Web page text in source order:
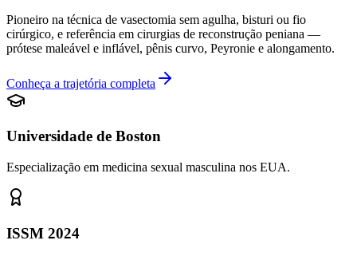
Pioneiro na técnica de vasectomia sem agulha, bisturi ou fio
cirúrgico, e referência em cirurgias de reconstrução peniana —
prótese maleável e inflável, pênis curvo, Peyronie e alongamento.
Conheça a trajetória completa
Universidade de Boston
Especialização em medicina sexual masculina nos EUA.
ISSM 2024